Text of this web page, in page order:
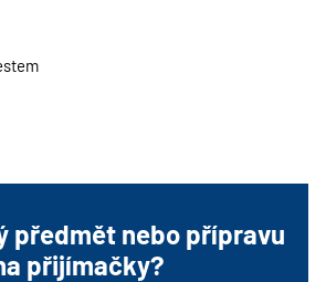
předmět nebo přípravu
přijímačky?